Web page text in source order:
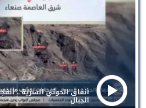
أنفاق الحوثي السرية ..
الجبال